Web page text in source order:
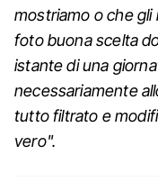
mostriamo o che
foto buona scelta
istante di una
necessariamente
tutto filtrato e
vero".